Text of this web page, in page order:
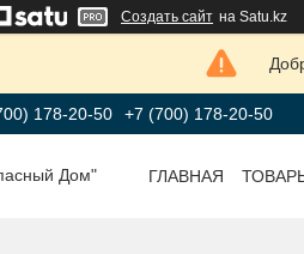
Создать сайт на Satu.kz
178-20-50 +7 (700) 178-20-50
Дом" ГЛАВНАЯ